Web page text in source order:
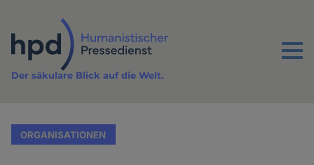
Inhalt
Menu
Der säkulare Blick auf die Welt.
ORGANISATIONEN